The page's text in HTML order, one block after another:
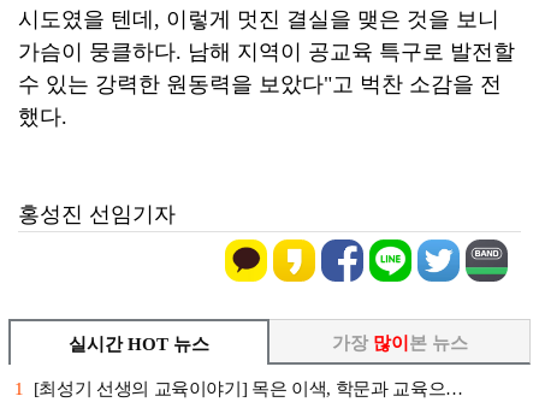
시도였을 텐데, 이렇게 멋진 결실을 맺은 것을 보니
가슴이 뭉클하다. 남해 지역이 공교육 특구로 발전할
수 있는 강력한 원동력을 보았다"고 벅찬 소감을 전
했다.
홍성진 선임기자
실시간 HOT 뉴스
1 [최성기 선생의 교육이야기] 목은 이색, 학문과 교육으…
가장 많이 본 뉴스